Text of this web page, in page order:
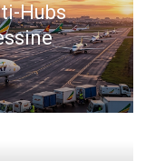
dollars
et